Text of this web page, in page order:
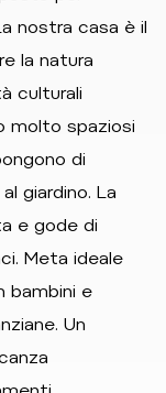
nostra casa è il
la natura
culturali
molto spaziosi
di
giardino. La
e gode di
Meta ideale
bambini e
Un